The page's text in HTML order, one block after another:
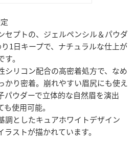
セプトの、ジェルペンシル＆パウダ
1日キープで、ナチュラルな仕上が
。
シリコン配合の高密着処方で、なめ
かり密着。崩れやすい眉尻にも使え
パウダーで立体的な自然眉を演出
使用可能。
調としたキュアホワイトデザイン
ストが描かれています。